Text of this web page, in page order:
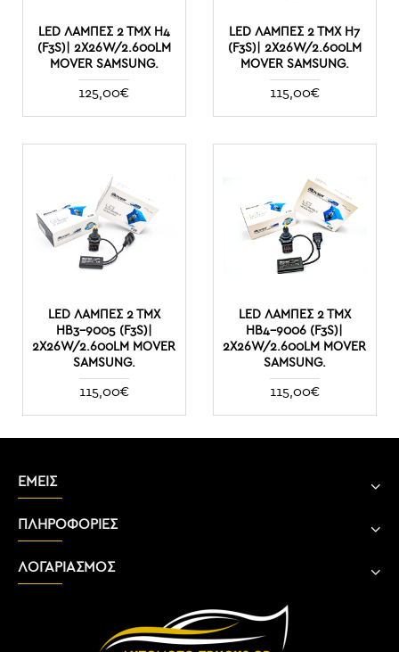
LED ΛΆΜΠΕΣ 2 ΤΜΧ Η4
(F3S)| 2X26W/2.600LM
MOVER SAMSUNG.
125,00€
LED ΛΆΜΠΕΣ 2 ΤΜΧ Η7
(F3S)| 2X26W/2.600LM
MOVER SAMSUNG.
115,00€
LED ΛΆΜΠΕΣ 2 ΤΜΧ
ΗΒ3-9005 (F3S)|
2X26W/2.600LM MOVER
SAMSUNG.
115,00€
LED ΛΆΜΠΕΣ 2 ΤΜΧ
ΗΒ4-9006 (F3S)|
2X26W/2.600LM MOVER
SAMSUNG.
115,00€
ΕΜΕΙΣ
ΠΛΗΡΟΦΟΡΙΕΣ
ΛΟΓΑΡΙΑΣΜΟΣ